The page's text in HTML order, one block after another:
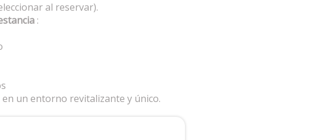
al reservar).
:
un entorno revitalizante y único.